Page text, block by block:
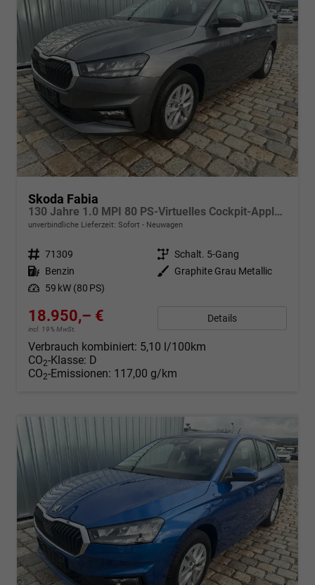
Skoda Fabia
130 Jahre 1.0 MPI 80 PS-Virtuelles Cockpit-AppleCarplay-Android-Auto-LED-Klima-Tempomat-Rückfahrkamera-DAB-SHZ-15" Alu-sofort
unverbindliche Lieferzeit: Sofort Neuwagen
Fahrzeugnr. 71309 Getriebe Schalt. 5-Gang
Kraftstoff Benzin Außenfarbe
Graphite Grau Metallic
Leistung 59 kW (80 PS)
18.950,– €
incl. 19% MwSt.
Details
Verbrauch kombiniert: 5,10 l/100km
CO2-Klasse: D
CO2-Emissionen: 117,00 g/km